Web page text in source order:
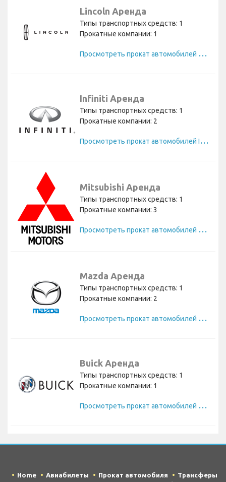
Lincoln Аренда
Типы транспортных средств: 1
Прокатные компании: 1
П
росмотреть прокат автомобилей Lincoln
Infiniti Аренда
Типы транспортных средств: 1
Прокатные компании: 2
П
росмотреть прокат автомобилей Infiniti
Mitsubishi Аренда
Типы транспортных средств: 1
Прокатные компании: 3
П
росмотреть прокат автомобилей Mitsubishi
Mazda Аренда
Типы транспортных средств: 1
Прокатные компании: 2
П
росмотреть прокат автомобилей Mazda
Buick Аренда
Типы транспортных средств: 1
Прокатные компании: 1
П
росмотреть прокат автомобилей Buick
Home Авиабилеты Прокат автомобиля
Трансферы